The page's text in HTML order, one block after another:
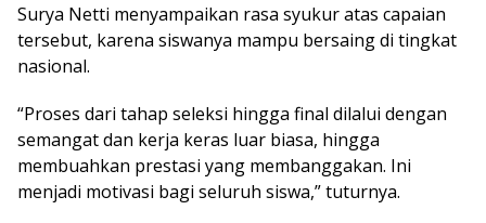
Surya Netti menyampaikan rasa syukur atas capaian
tersebut, karena siswanya mampu bersaing di tingkat
nasional.
“Proses dari tahap seleksi hingga final dilalui dengan
semangat dan kerja keras luar biasa, hingga
membuahkan prestasi yang membanggakan. Ini
menjadi motivasi bagi seluruh siswa,” tuturnya.